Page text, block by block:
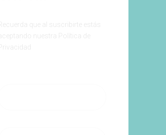
Recuerda que al suscribirte estás
aceptando nuestra Política de
Privacidad